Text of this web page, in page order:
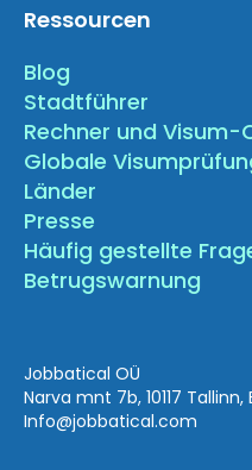
Ressourcen
Blog
Stadtführer
Rechner und Visum-
Globale
Länder
Presse
Häufig gestellte
Betrugswarnung
Jobbatical OÜ
Narva mnt 7b, 10117 Tallinn,
Info@jobbatical.com